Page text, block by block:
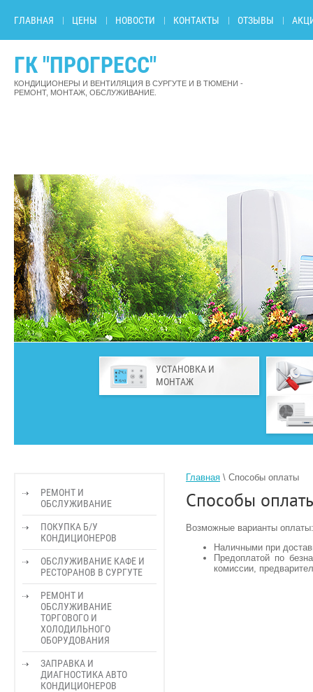
ГЛАВНАЯ ЦЕНЫ НОВОСТИ КОНТАКТЫ ОТЗЫВЫ
ГК "ПРОГРЕСC"
КОНДИЦИОНЕРЫ И ВЕНТИЛЯЦИЯ В СУРГУТЕ И В ТЮМЕНИ -
РЕМОНТ, МОНТАЖ, ОБСЛУЖИВАНИЕ.
УСТАНОВКА И
МОНТАЖ
РЕМОНТ И
ОБСЛУЖИВАНИЕ
ПОКУПКА Б/У
КОНДИЦИОНЕРОВ
ОБСЛУЖИВАНИЕ КАФЕ И
РЕСТОРАНОВ В СУРГУТЕ
РЕМОНТ И
ОБСЛУЖИВАНИЕ
ТОРГОВОГО И
ХОЛОДИЛЬНОГО
ОБОРУДОВАНИЯ
ЗАПРАВКА И
ДИАГНОСТИКА АВТО
КОНДИЦИОНЕРОВ
Главная \ Способы оплаты
Способы
Возможные варианты оплаты:
Наличными при
Предоплатой по
комиссии,